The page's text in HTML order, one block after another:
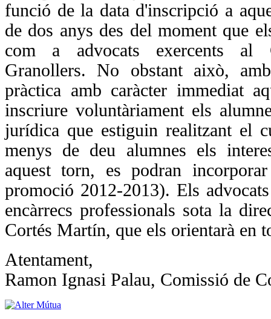
funció de la data d'inscripció a
de dos anys des del moment que
com a advocats exercents al
Granollers. No obstant això,
pràctica amb caràcter immediat
inscriure voluntàriament els
jurídica que estiguin realitzant el
menys de deu alumnes els
aquest torn, es podran
promoció 2012-2013). Els
encàrrecs professionals sota la
Cortés Martín, que els orientarà en
Atentament,
Ramon Ignasi Palau, Comissió de